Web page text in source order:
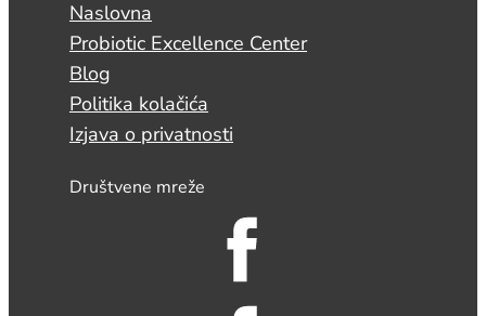
Naslovna
Probiotic Excellence Center
Blog
Politika kolačića
Izjava o privatnosti
Društvene mreže